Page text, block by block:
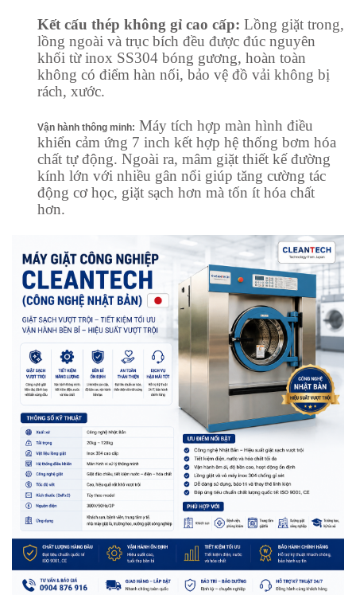
Kết cấu thép không gỉ cao cấp: Lồng giặt trong,
lồng ngoài và trục bích đều được đúc nguyên
khối từ inox SS304 bóng gương, hoàn toàn
không có điểm hàn nối, bảo vệ đồ vải không bị
rách, xước.
Vận hành thông minh: Máy tích hợp màn hình điều
khiển cảm ứng 7 inch kết hợp hệ thống bơm hóa
chất tự động. Ngoài ra, mâm giặt thiết kế đường
kính lớn với nhiều gân nổi giúp tăng cường tác
động cơ học, giặt sạch hơn mà tốn ít hóa chất
hơn.